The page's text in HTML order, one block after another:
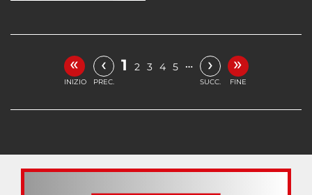
«
INIZIO
‹
PREC.
1 2 3 4 5 … ›
SUCC.
»
FINE